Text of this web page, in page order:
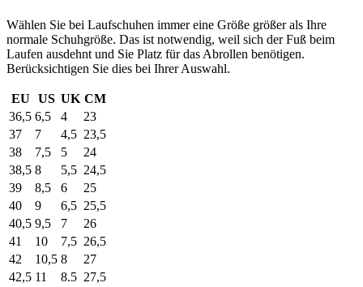
Wählen Sie bei Laufschuhen immer eine Größe größer als Ihre
normale Schuhgröße. Das ist notwendig, weil sich der Fuß beim
Laufen ausdehnt und Sie Platz für das Abrollen benötigen.
Berücksichtigen Sie dies bei Ihrer Auswahl.
EU US UK CM
36,5 6,5 4
23
37
7 4,5 23,5
38
7,5 5
24
38,5 8 5,5 24,5
39
8,5 6
25
40
9 6,5 25,5
40,5 9,5 7
26
41
10 7,5 26,5
42
10,5 8
27
42,5 11 8.5 27,5